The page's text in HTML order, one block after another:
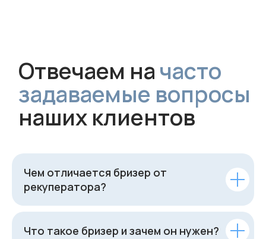
Чем отличается бризер от
рекуператора?
Что такое бризер и зачем он нужен?